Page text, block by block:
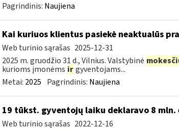
Pagrindinis: Naujiena
Kai kuriuos klientus pasiekė neaktualūs
Web turinio sąrašas 2025-12-31
2025 m. gruodžio 31 d., Vilnius. Valstybinė
kurioms įmonėms ir gyventojams...
Metai: 2025 Pagrindinis: Naujiena
19 tūkst. gyventojų laiku deklaravo 8 mln.
Web turinio sąrašas 2022-12-16